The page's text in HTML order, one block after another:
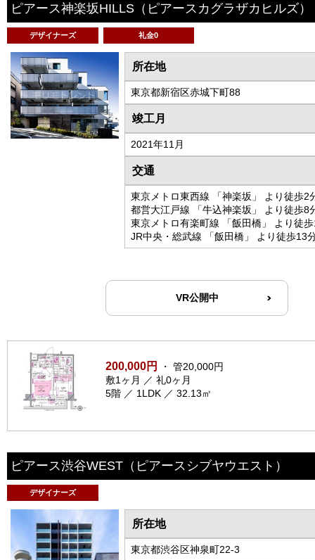
ピアース神楽坂HILLS （ピアースカグラザカヒルズ）
デザイナーズ 礼金0
所在地
東京都新宿区赤城下町88
竣工月
2021年11月
交通
東京メトロ東西線 「神楽坂」 より徒歩2
都営大江戸線 「牛込神楽坂」 より徒歩8
東京メトロ有楽町線 「飯田橋」 より徒
JR中央・総武線 「飯田橋」 より徒歩13
VR公開中
200,000円
・ 管20,000円
敷1ヶ月 ／ 礼0ヶ月
5階 ／ 1LDK ／ 32.13㎡
ピアース渋谷WEST （ピアースシブヤウエスト）
デザイナーズ
所在地
東京都渋谷区神泉町22-3